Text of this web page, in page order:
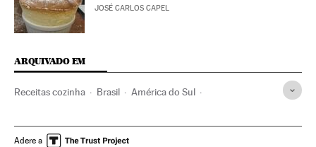
JOSÉ CARLOS CAPEL
ARQUIVADO EM
Receitas cozinha Brasil América do Sul
Adere a